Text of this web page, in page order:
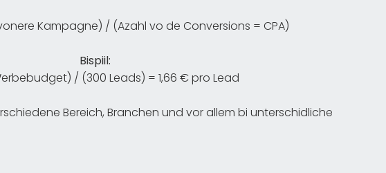
Kampagne) / (Azahl vo de Conversions = CPA)
Bispiil:
/ (300 Leads) = 1,66 € pro Lead
Bereich, Branchen und vor allem bi unterschidliche